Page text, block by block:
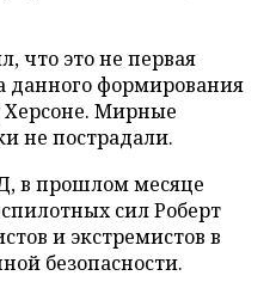
что это не первая
данного формирования
Херсоне. Мирные
не пострадали.
в прошлом месяце
сил Роберт
и экстремистов в
безопасности.